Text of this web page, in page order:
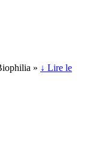
» ↓ Lire le